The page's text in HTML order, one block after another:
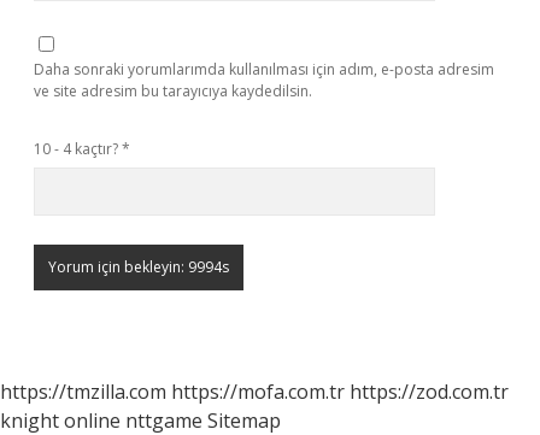
Daha sonraki yorumlarımda kullanılması için adım, e-posta adresim
ve site adresim bu tarayıcıya kaydedilsin.
10 - 4 kaçtır?*
https://tmzilla.com https://mofa.com.tr https://zod.com.tr
knight online nttgame Sitemap